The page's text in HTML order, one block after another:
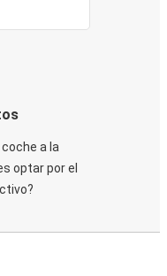
a la
optar por el